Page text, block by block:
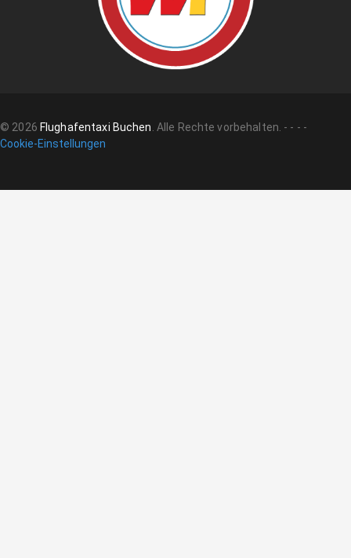
© 2026 Flughafentaxi Buchen. Alle Rechte vorbehalten. - - - -
Cookie-Einstellungen